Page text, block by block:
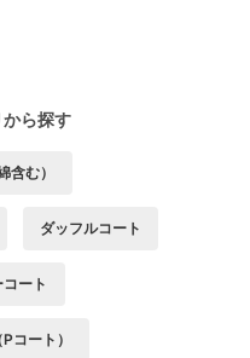
ら探す
含む）
ダッフルコート
ート
コート）